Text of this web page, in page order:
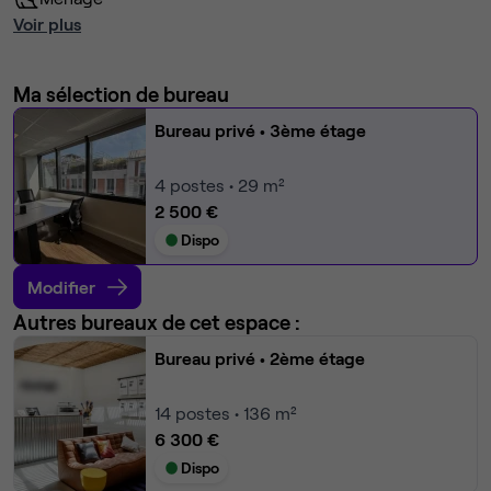
Voir plus
Ma sélection de bureau
Bureau privé • 3ème étage
4 postes • 29 m²
2 500 €
Dispo
Modifier
Autres bureaux de cet espace :
Bureau privé • 2ème étage
14 postes • 136 m²
6 300 €
Dispo